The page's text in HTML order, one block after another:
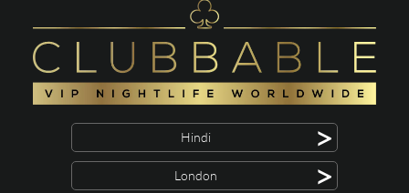
Hindi >
London >